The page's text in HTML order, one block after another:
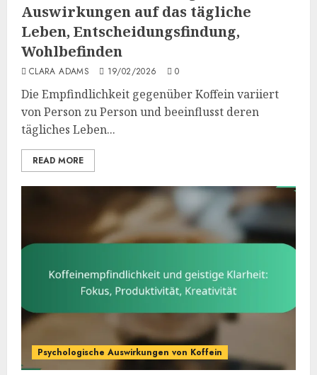
Auswirkungen auf das tägliche
Leben, Entscheidungsfindung,
Wohlbefinden
CLARA ADAMS 19/02/2026 0
Die Empfindlichkeit gegenüber Koffein variiert
von Person zu Person und beeinflusst deren
tägliches Leben...
READ MORE
Psychologische Auswirkungen von Koffein